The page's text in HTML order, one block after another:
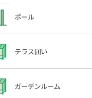
ポール
テラス囲い
ガーデンルーム